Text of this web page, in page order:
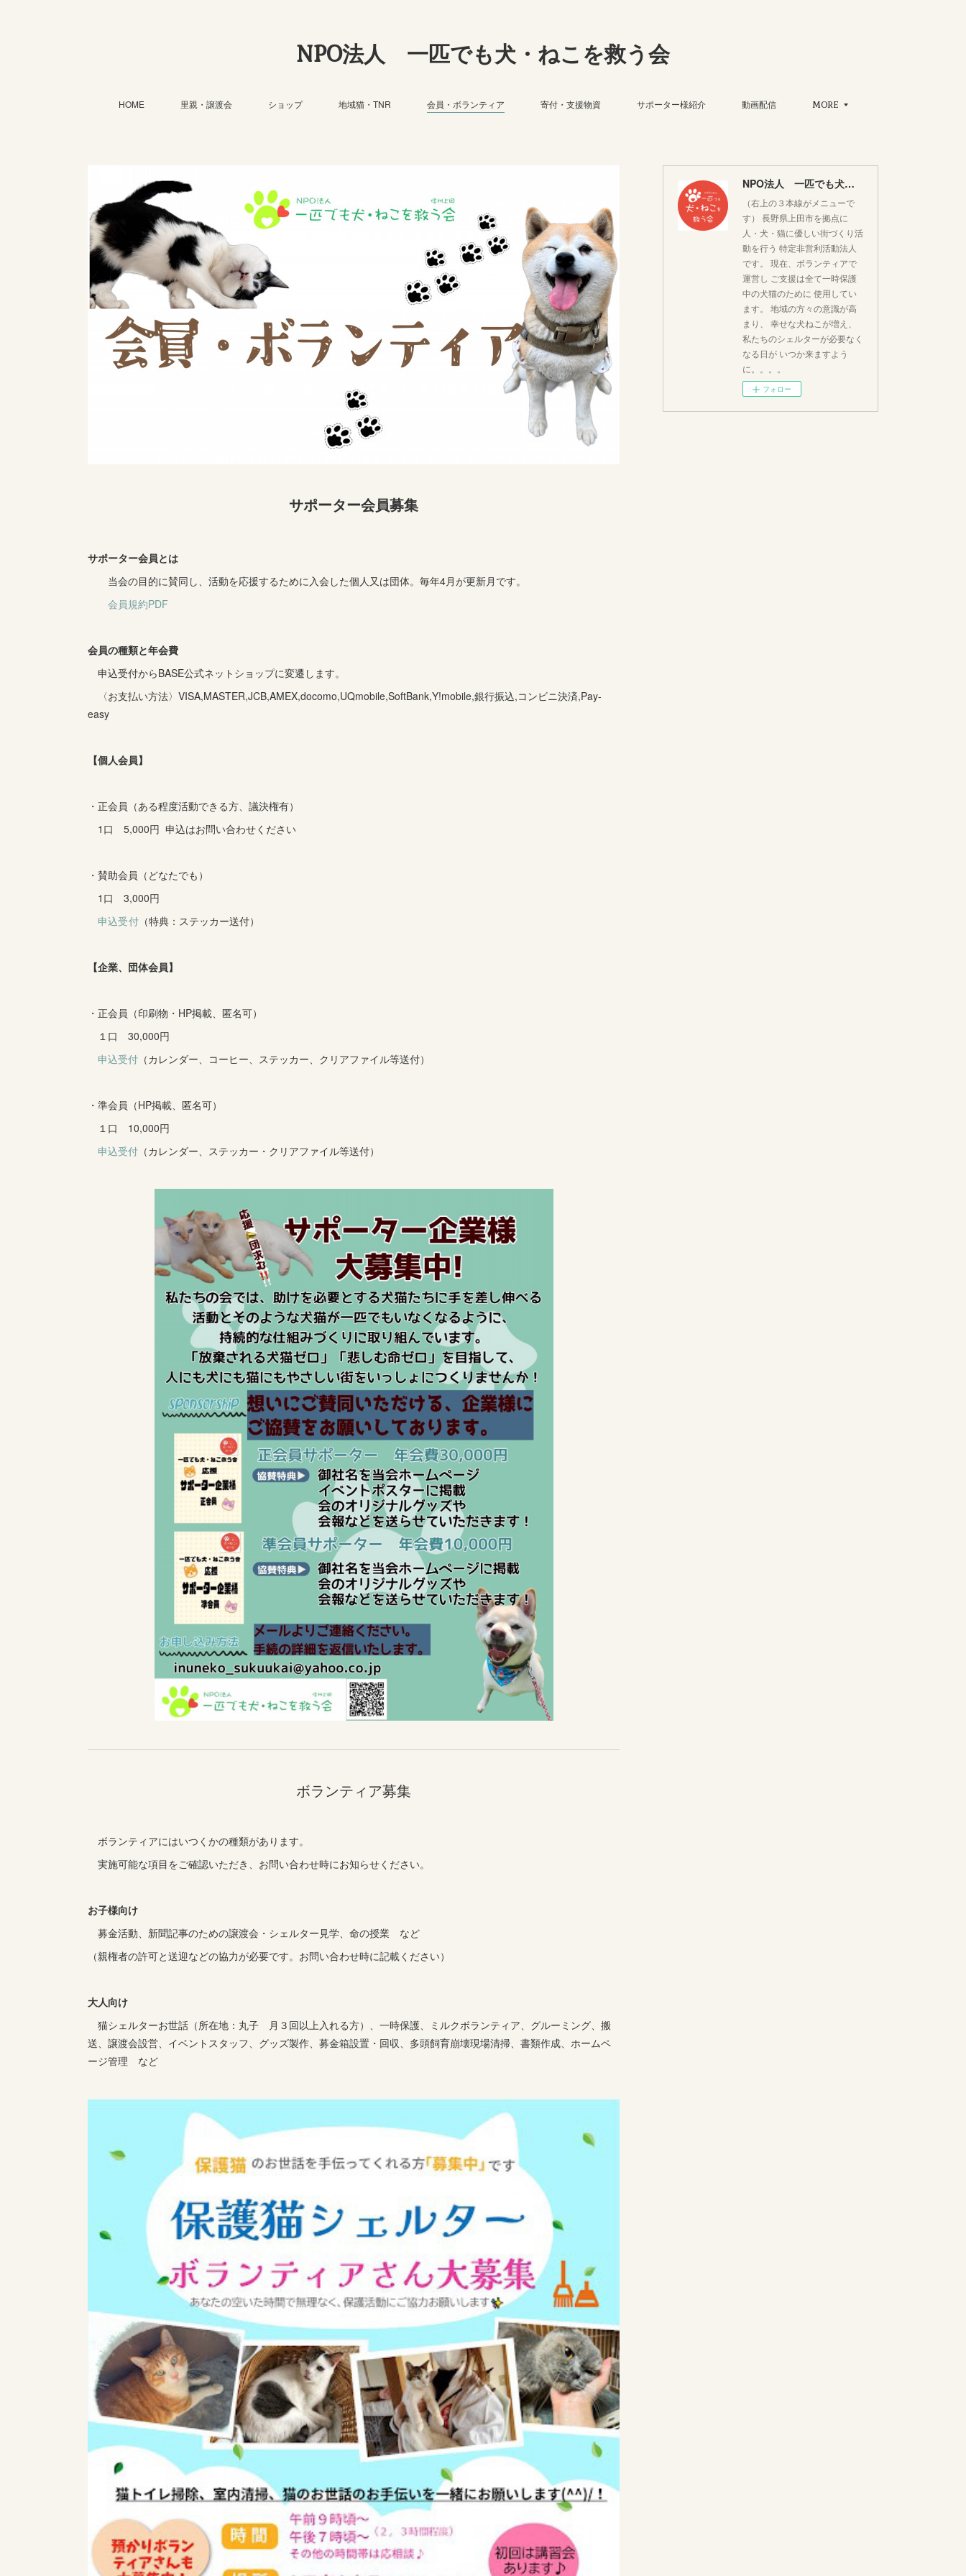
NPO法人 一匹でも犬・ねこを救う会
HOME 里親・譲渡会 ショップ 地域猫・TNR 会員・ボランティア 寄付・支援物資 サポーター様紹介 動画配信 MORE
サポーター会員募集
サポーター会員とは
当会の目的に賛同し、活動を応援するために入会した個人又は団体。毎年4月が更新月です。
会員規約PDF
会員の種類と年会費
申込受付からBASE公式ネットショップに変遷します。
〈お支払い方法〉VISA,MASTER,JCB,AMEX,docomo,UQmobile,SoftBank,Y!mobile,銀行振込,コンビニ決済,Pay-
easy
【個人会員】
・正会員（ある程度活動できる方、議決権有）
1口 5,000円 申込はお問い合わせください
・賛助会員（どなたでも）
1口 3,000円
申込受付（特典：ステッカー送付）
【企業、団体会員】
・正会員（印刷物・HP掲載、匿名可）
１口 30,000円
申込受付 （カレンダー、コーヒー、ステッカー、クリアファイル等送付）
・準会員（HP掲載、匿名可）
１口 10,000円
申込受付 （カレンダー、ステッカー・クリアファイル等送付）
ボランティア募集
ボランティアにはいつくかの種類があります。
実施可能な項目をご確認いただき、お問い合わせ時にお知らせください。
お子様向け
募金活動、新聞記事のための譲渡会・シェルター見学、命の授業 など
（親権者の許可と送迎などの協力が必要です。お問い合わせ時に記載ください）
大人向け
猫シェルターお世話（所在地：丸子 月３回以上入れる方）、一時保護、ミルクボランティア、グルーミング、搬
送、譲渡会設営、イベントスタッフ、グッズ製作、募金箱設置・回収、多頭飼育崩壊現場清掃、書類作成、ホームペ
ージ管理 など
NPO法人 一匹でも犬・ねこを救う会
（右上の３本線がメニューで
す） 長野県上田市を拠点に
人・犬・猫に優しい街づくり活
動を行う 特定非営利活動法人
です。 現在、ボランティアで
運営し ご支援は全て一時保護
中の犬猫のために 使用してい
ます。 地域の方々の意識が高
まり、 幸せな犬ねこが増え、
私たちのシェルターが必要なく
なる日が いつか来ますよう
に。。。。
フォロー